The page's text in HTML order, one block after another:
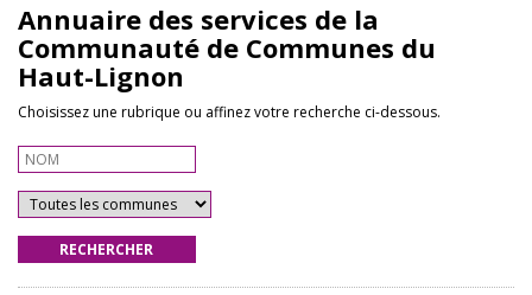
Annuaire des services de la
Communauté de Communes du
Haut-Lignon
Choisissez une rubrique ou affinez votre recherche ci-dessous.
RECHERCHER